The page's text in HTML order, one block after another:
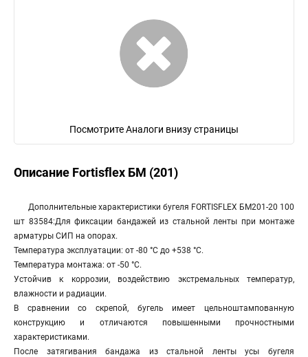
Посмотрите Аналоги внизу страницы
Описание Fortisflex БМ (201)
Дополнительные характеристики бугеля FORTISFLEX БМ201-20 100
шт 83584:Для фиксации бандажей из стальной ленты при монтаже
арматуры СИП на опорах.
Температура эксплуатации: от -80 °С до +538 °С.
Температура монтажа: от -50 °С.
Устойчив к коррозии, воздействию экстремальных температур,
влажности и радиации.
В сравнении со скрепой, бугель имеет цельноштампованную
конструкцию и отличаются повышенными прочностными
характеристиками.
После затягивания бандажа из стальной ленты усы бугеля